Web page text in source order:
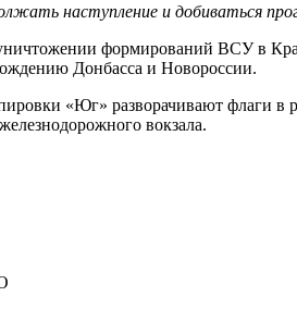
наступление и добиваться
формирований ВСУ в
Донбасса и Новороссии.
«Юг» разворачивают флаги
вокзала.